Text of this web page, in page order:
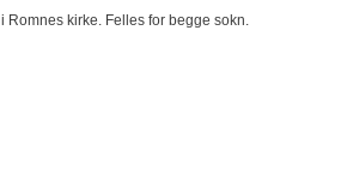
i Romnes kirke. Felles for begge sokn.